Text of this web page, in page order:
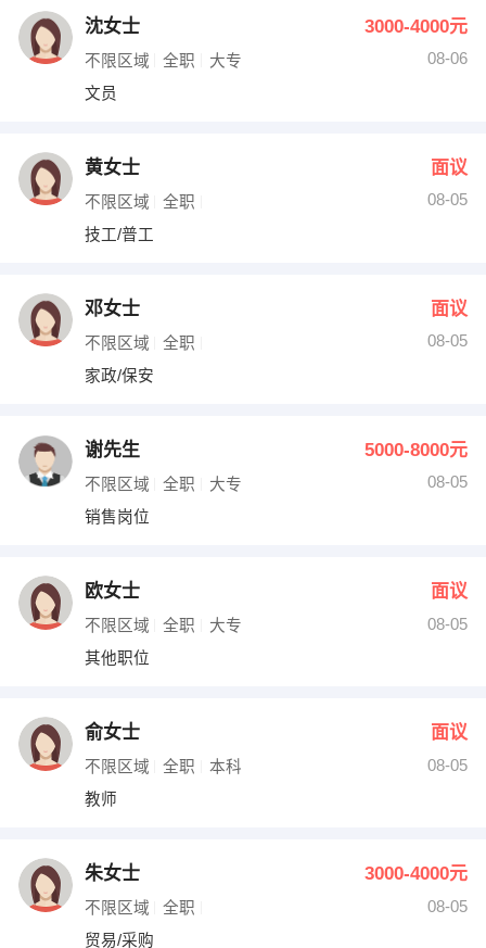
沈女士 3000-4000元
不限区域 全职 大专
08-06
文员
黄女士 面议
不限区域 全职
08-05
技工/普工
邓女士 面议
不限区域 全职
08-05
家政/保安
谢先生 5000-8000元
不限区域 全职 大专
08-05
销售岗位
欧女士 面议
不限区域 全职 大专
08-05
其他职位
俞女士 面议
不限区域 全职 本科
08-05
教师
朱女士 3000-4000元
不限区域 全职
08-05
贸易/采购